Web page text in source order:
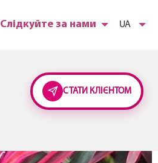
Слідкуйте за нами UA
СТАТИ КЛІЄНТОМ